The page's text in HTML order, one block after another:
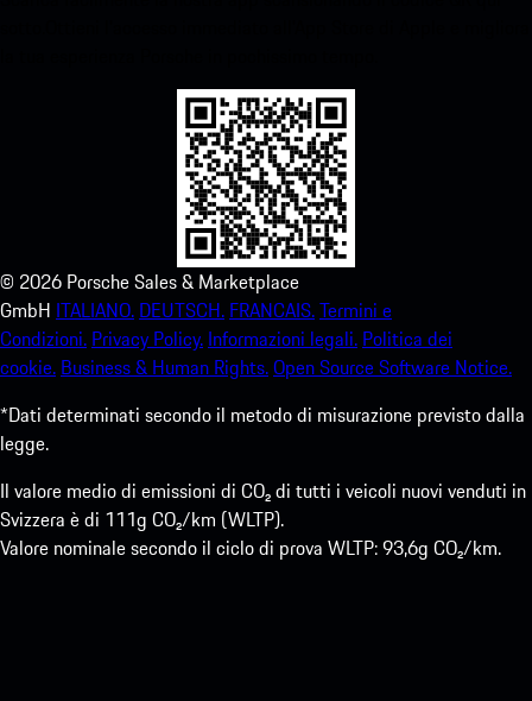
© 2026 Porsche Sales & Marketplace
GmbH ITALIANO. DEUTSCH. FRANCAIS.Termini e
Condizioni. Privacy Policy. Informazioni legali. Politica dei
cookie. Business & Human Rights.Open Source Software Notice.
*Dati determinati secondo il metodo di misurazione previsto dalla
legge.
Il valore medio di emissioni di CO₂ di tutti i veicoli nuovi venduti in
Svizzera è di 111g CO₂/km (WLTP).
Valore nominale secondo il ciclo di prova WLTP: 93,6g CO₂/km.